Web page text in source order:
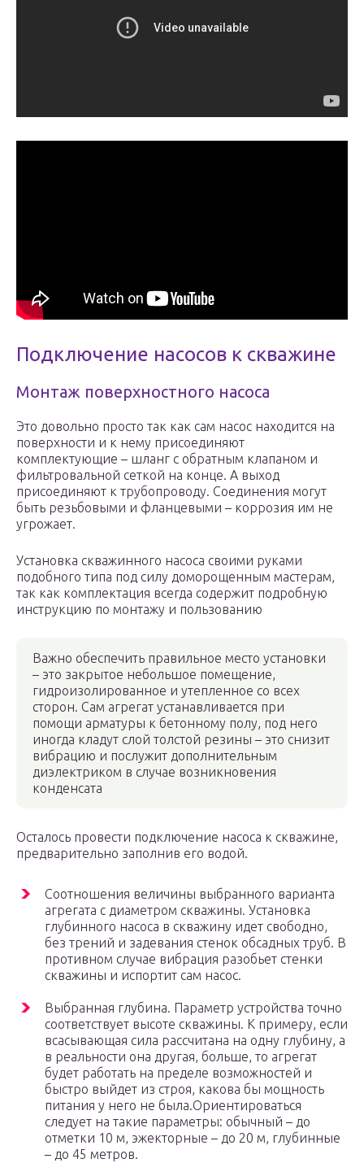
Подключение насосов к скважине
Монтаж поверхностного насоса
Это довольно просто так как сам насос находится на
поверхности и к нему присоединяют
комплектующие – шланг с обратным клапаном и
фильтровальной сеткой на конце. А выход
присоединяют к трубопроводу. Соединения могут
быть резьбовыми и фланцевыми – коррозия им не
угрожает.
Установка скважинного насоса своими руками
подобного типа под силу доморощенным мастерам,
так как комплектация всегда содержит подробную
инструкцию по монтажу и пользованию
Важно обеспечить правильное место установки
– это закрытое небольшое помещение,
гидроизолированное и утепленное со всех
сторон. Сам агрегат устанавливается при
помощи арматуры к бетонному полу, под него
иногда кладут слой толстой резины – это снизит
вибрацию и послужит дополнительным
диэлектриком в случае возникновения
конденсата
Осталось провести подключение насоса к скважине,
предварительно заполнив его водой.
Соотношения величины выбранного варианта
агрегата с диаметром скважины. Установка
глубинного насоса в скважину идет свободно,
без трений и задевания стенок обсадных труб. В
противном случае вибрация разобьет стенки
скважины и испортит сам насос.
Выбранная глубина. Параметр устройства точно
соответствует высоте скважины. К примеру, если
всасывающая сила рассчитана на одну глубину, а
в реальности она другая, больше, то агрегат
будет работать на пределе возможностей и
быстро выйдет из строя, какова бы мощность
питания у него не была.Ориентироваться
следует на такие параметры: обычный – до
отметки 10 м, эжекторные – до 20 м, глубинные
– до 45 метров.